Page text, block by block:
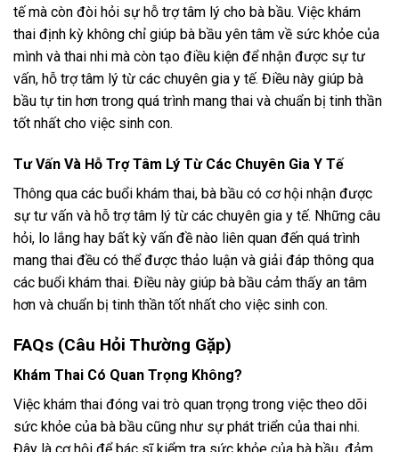
tế mà còn đòi hỏi sự hỗ trợ tâm lý cho bà bầu. Việc khám
thai định kỳ không chỉ giúp bà bầu yên tâm về sức khỏe của
mình và thai nhi mà còn tạo điều kiện để nhận được sự tư
vấn, hỗ trợ tâm lý từ các chuyên gia y tế. Điều này giúp bà
bầu tự tin hơn trong quá trình mang thai và chuẩn bị tinh thần
tốt nhất cho việc sinh con.
Tư Vấn Và Hỗ Trợ Tâm Lý Từ Các Chuyên Gia Y Tế
Thông qua các buổi khám thai, bà bầu có cơ hội nhận được
sự tư vấn và hỗ trợ tâm lý từ các chuyên gia y tế. Những câu
hỏi, lo lắng hay bất kỳ vấn đề nào liên quan đến quá trình
mang thai đều có thể được thảo luận và giải đáp thông qua
các buổi khám thai. Điều này giúp bà bầu cảm thấy an tâm
hơn và chuẩn bị tinh thần tốt nhất cho việc sinh con.
FAQs (Câu Hỏi Thường Gặp)
Khám Thai Có Quan Trọng Không?
Việc khám thai đóng vai trò quan trọng trong việc theo dõi
sức khỏe của bà bầu cũng như sự phát triển của thai nhi.